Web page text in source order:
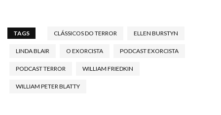
TAGS CLÁSSICOS DO TERROR ELLEN BURSTYN
LINDA BLAIR O EXORCISTA PODCAST EXORCISTA
PODCAST TERROR WILLIAM FRIEDKIN
WILLIAM PETER BLATTY